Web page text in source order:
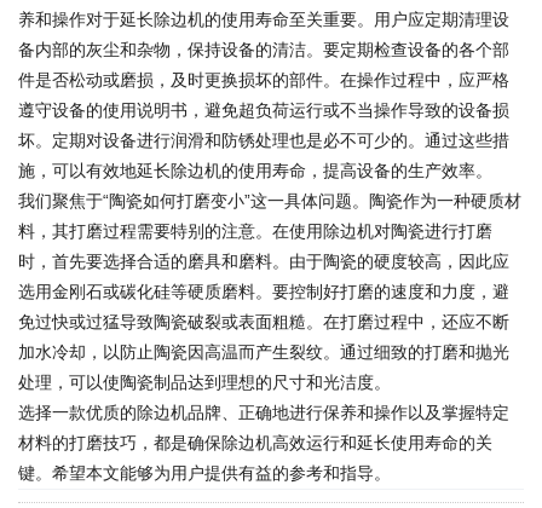
养和操作对于延长除边机的使用寿命至关重要。用户应定期清理设
备内部的灰尘和杂物，保持设备的清洁。要定期检查设备的各个部
件是否松动或磨损，及时更换损坏的部件。在操作过程中，应严格
遵守设备的使用说明书，避免超负荷运行或不当操作导致的设备损
坏。定期对设备进行润滑和防锈处理也是必不可少的。通过这些措
施，可以有效地延长除边机的使用寿命，提高设备的生产效率。
我们聚焦于“陶瓷如何打磨变小”这一具体问题。陶瓷作为一种硬质材
料，其打磨过程需要特别的注意。在使用除边机对陶瓷进行打磨
时，首先要选择合适的磨具和磨料。由于陶瓷的硬度较高，因此应
选用金刚石或碳化硅等硬质磨料。要控制好打磨的速度和力度，避
免过快或过猛导致陶瓷破裂或表面粗糙。在打磨过程中，还应不断
加水冷却，以防止陶瓷因高温而产生裂纹。通过细致的打磨和抛光
处理，可以使陶瓷制品达到理想的尺寸和光洁度。
选择一款优质的除边机品牌、正确地进行保养和操作以及掌握特定
材料的打磨技巧，都是确保除边机高效运行和延长使用寿命的关
键。希望本文能够为用户提供有益的参考和指导。